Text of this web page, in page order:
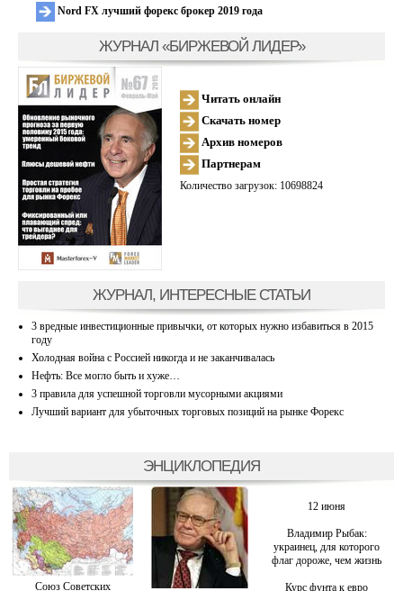
Nord FX лучший форекс брокер 2019 года
ЖУРНАЛ «БИРЖЕВОЙ ЛИДЕР»
Читать онлайн
Скачать номер
Архив номеров
Партнерам
Количество загрузок: 10698824
ЖУРНАЛ, ИНТЕРЕСНЫЕ СТАТЬИ
3 вредные инвестиционные привычки, от которых нужно избавиться в 2015
году
Холодная война с Россией никогда и не заканчивалась
Нефть: Все могло быть и хуже…
3 правила для успешной торговли мусорными акциями
Лучший вариант для убыточных торговых позиций на рынке Форекс
ЭНЦИКЛОПЕДИЯ
Союз Советских
12 июня
Владимир Рыбак:
украинец, для которого
флаг дороже, чем жизнь
Курс фунта к евро